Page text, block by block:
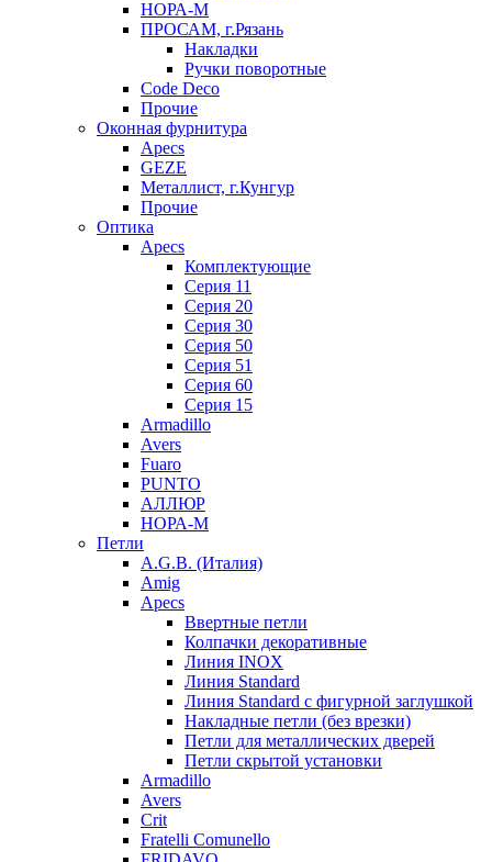
НОРА-М
ПРОСАМ, г.Рязань
Накладки
Ручки поворотные
Code Deco
Прочие
Оконная фурнитура
Apecs
GEZE
Металлист, г.Кунгур
Прочие
Оптика
Apecs
Комплектующие
Серия 11
Серия 20
Серия 30
Серия 50
Серия 51
Серия 60
Серия 15
Armadillo
Avers
Fuaro
PUNTO
АЛЛЮР
НОРА-М
Петли
A.G.B. (Италия)
Amig
Apecs
Ввертные петли
Колпачки декоративные
Линия INOX
Линия Standard
Линия Standard с фигурной заглушкой
Накладные петли (без врезки)
Петли для металлических дверей
Петли скрытой установки
Armadillo
Avers
Crit
Fratelli Comunello